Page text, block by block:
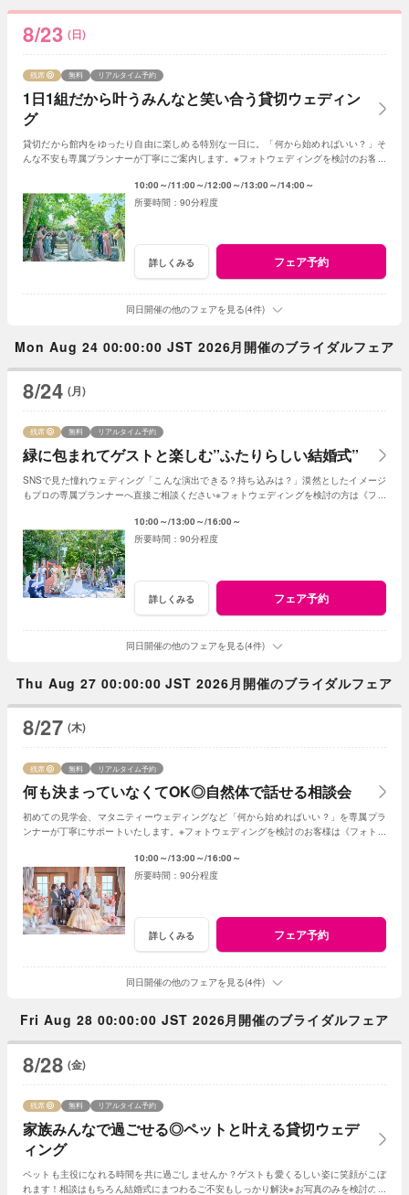
8/23 (日)
1日1組だから叶うみんなと笑い合う貸切ウェディン
グ
残席 無料 リアルタイム予約
貸切だから館内をゆったり自由に楽しめる特別な一日に。「何から始めればいい？」そ
んな不安も専属プランナーが丁寧にご案内します。※フォトウェディングを検討のお客様
10:00～ 11:00～ 12:00～ 13:00～ 14:00～
90分程度
詳しくみる フェア予約
同日開催の他のフェアを見る(4件)
Mon Aug 24 00:00:00 JST 2026月開催のブライダルフェア
8/24 (月)
緑に包まれてゲストと楽しむ”ふたりらしい結婚式”
残席 無料 リアルタイム予約
SNSで見た憧れウェディング「こんな演出できる？持ち込みは？」漠然としたイメージ
もプロの専属プランナーへ直接ご相談ください※フォトウェディングを検討の方は《フォ
10:00～ 13:00～ 16:00～
90分程度
詳しくみる フェア予約
同日開催の他のフェアを見る(4件)
Thu Aug 27 00:00:00 JST 2026月開催のブライダルフェア
8/27 (木)
何も決まっていなくてOK◎自然体で話せる相談会
残席 無料 リアルタイム予約
初めての見学会、マタニティーウェディングなど「何から始めればいい？」を専属プラ
ンナーが丁寧にサポートいたします。※フォトウェディングを検討のお客様は《フォトウ
10:00～ 13:00～ 16:00～
90分程度
詳しくみる フェア予約
同日開催の他のフェアを見る(4件)
Fri Aug 28 00:00:00 JST 2026月開催のブライダルフェア
8/28 (金)
家族みんなで過ごせる◎ペットと叶える貸切ウェデ
ィング
残席 無料 リアルタイム予約
ペットも主役になれる時間を共に過ごしませんか？ゲストも愛くるしい姿に笑顔がこぼ
れます！相談はもちろん結婚式にまつわるご不安もしっかり解決※お写真のみを検討の方